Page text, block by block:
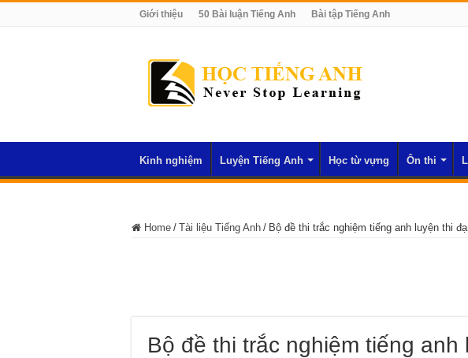
Giới thiệu 50 Bài luận Tiếng Anh Bài tập Tiếng Anh
Kinh nghiệm Luyện Tiếng Anh Học từ vựng Ôn thi
Home / Tài liệu Tiếng Anh / Bộ đề thi trắc nghiệm tiếng anh luyện thi
Bộ đề thi trắc nghiệm tiếng anh